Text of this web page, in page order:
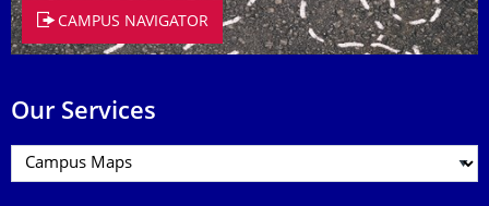
CAMPUS NAVIGATOR
Our Services